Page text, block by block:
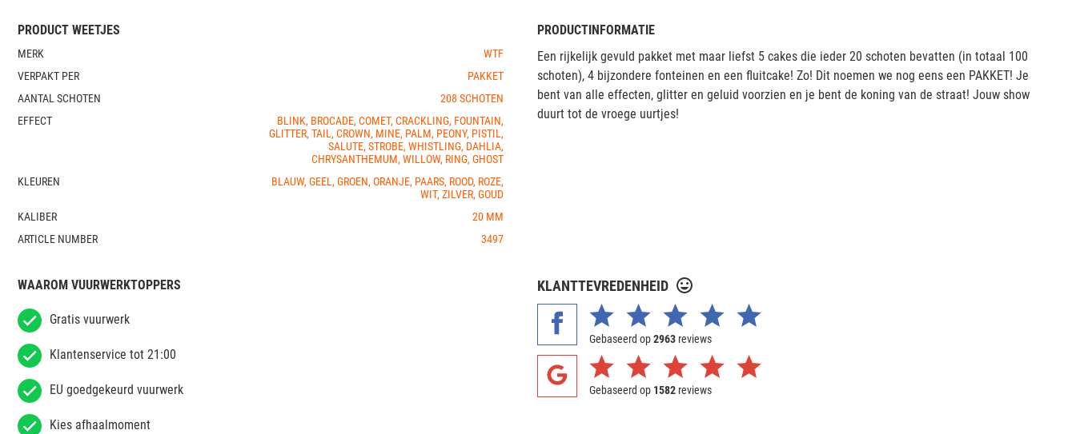
PRODUCT WEETJES
MERK
WTF
VERPAKT PER
PAKKET
AANTAL SCHOTEN
208 SCHOTEN
EFFECT
BLINK, BROCADE, COMET, CRACKLING, FOUNTAIN,
GLITTER, TAIL, CROWN, MINE, PALM, PEONY, PISTIL,
SALUTE, STROBE, WHISTLING, DAHLIA,
CHRYSANTHEMUM, WILLOW, RING, GHOST
KLEUREN
BLAUW, GEEL, GROEN, ORANJE, PAARS, ROOD, ROZE,
WIT, ZILVER, GOUD
KALIBER
20 MM
ARTICLE NUMBER
3497
PRODUCTINFORMATIE
Een rijkelijk gevuld pakket met maar liefst 5 cakes die ieder 20 schoten bevatten (in totaal 100
schoten), 4 bijzondere fonteinen en een fluitcake! Zo! Dit noemen we nog eens een PAKKET! Je
bent van alle effecten, glitter en geluid voorzien en je bent de koning van de straat! Jouw show
duurt tot de vroege uurtjes!
WAAROM VUURWERKTOPPERS
Gratis vuurwerk
Klantenservice tot 21:00
EU goedgekeurd vuurwerk
Kies afhaalmoment
KLANTTEVREDENHEID
Gebaseerd op2963reviews
Gebaseerd op 1582reviews